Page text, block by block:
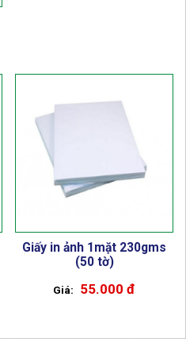
Giấy in ảnh 1mặt 230gms
(50 tờ)
55.000 đ